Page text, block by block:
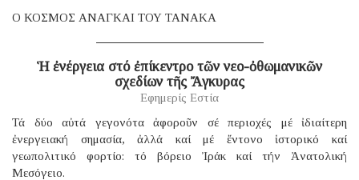
Ο ΚΟΣΜΟΣ ΑΝΑΓΚΑΙ ΤΟΥ ΤΑΝΑΚΑ
Ἡ ἐνέργεια στό ἐπίκεντρο τῶν νεο-ὀθωμανικῶν
σχεδίων τῆς Ἄγκυρας
Εφημερίς Εστία
Τά δύο αὐτά γεγονότα ἀφοροῦν σέ περιοχές μέ ἰδιαίτερη
ἐνεργειακή σημασία, ἀλλά καί μέ ἔντονο ἱστορικό καί
γεωπολιτικό φορτίο: τό βόρειο Ἰράκ καί τήν Ἀνατολική
Μεσόγειο.